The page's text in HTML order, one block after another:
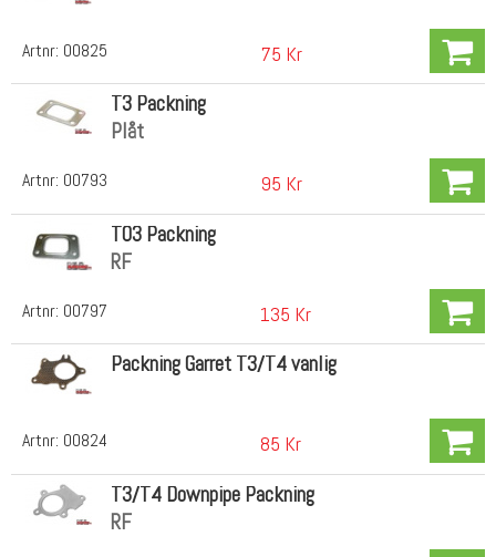
Artnr: 00825 75 Kr
Artnr: 00793
T3 Packning
Plåt
95 Kr
Artnr: 00797
T03 Packning
RF
135 Kr
Artnr: 00824
Packning Garret T3/T4 vanlig
85 Kr
T3/T4 Downpipe Packning
RF